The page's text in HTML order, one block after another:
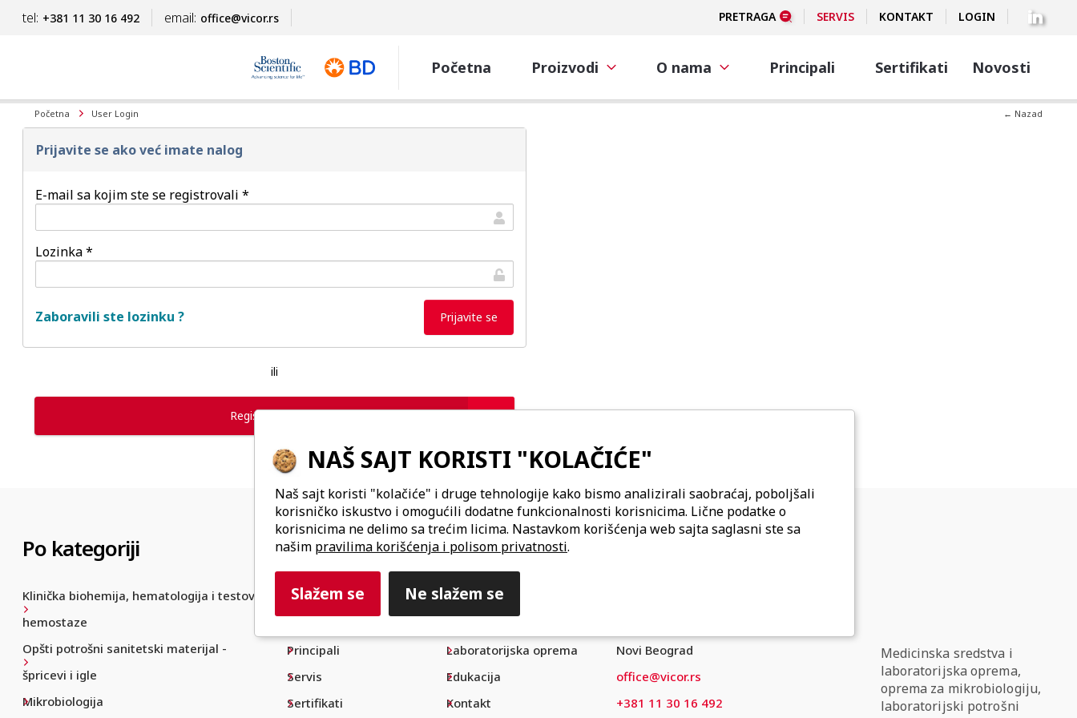
tel: +381 11 30 16 492 email: office@vicor.rs PRETRAGA SERVIS KONTAKT LOGIN
Početna Proizvodi O nama Principali Sertifikati Novosti
Početna User Login ← Nazad
Prijavite se ako već imate nalog
E-mail sa kojim ste se registrovali *
Lozinka *
Zaboravili ste lozinku ?
ili
Registrujte nalog
Po kategoriji
Klinička biohemija, hematologija i testovi
hemostaze
Opšti potrošni sanitetski materijal -
špricevi i igle
Mikrobiologija
Našakompanija
O nama
Principali
Servis
Sertifikati
Podrška
Laboratorijska oprema
Edukacija
Kontakt
Novi Beograd
office@vicor.rs
+381 11 30 16 492
Medicinska sredstva i
laboratorijska oprema,
oprema za mikrobiologiju,
laboratorijski potrošni
NAŠ SAJT KORISTI "KOLAČIĆE"
Naš sajt koristi "kolačiće" i druge tehnologije kako bismo analizirali saobraćaj, poboljšali
korisničko iskustvo i omogućili dodatne funkcionalnosti korisnicima. Lične podatke o
korisnicima ne delimo sa trećim licima. Nastavkom korišćenja web sajta saglasni ste sa
našim pravilima korišćenja i polisom privatnosti.
Slažem se Ne slažem se